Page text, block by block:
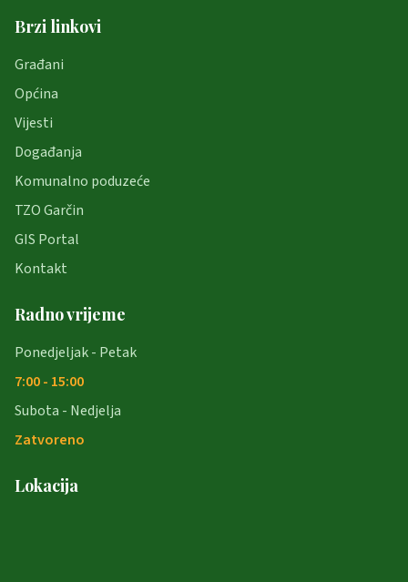
Brzi linkovi
Građani
Općina
Vijesti
Događanja
Komunalno poduzeće
TZO Garčin
GIS Portal
Kontakt
Radno vrijeme
Ponedjeljak - Petak
7:00 - 15:00
Subota - Nedjelja
Zatvoreno
Lokacija